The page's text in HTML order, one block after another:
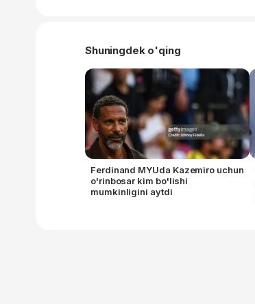
Shuningdek o'qing
Ferdinand MYUda Kazemiro uchun
o'rinbosar kim bo'lishi
mumkinligini aytdi